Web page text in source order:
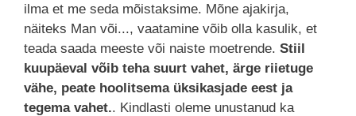
ilma et me seda mõistaksime. Mõne ajakirja,
näiteks Man või..., vaatamine võib olla kasulik, et
teada saada meeste või naiste moetrende. Stiil
kuupäeval võib teha suurt vahet, ärge riietuge
vähe, peate hoolitsema üksikasjade eest ja
tegema vahet.. Kindlasti oleme unustanud ka